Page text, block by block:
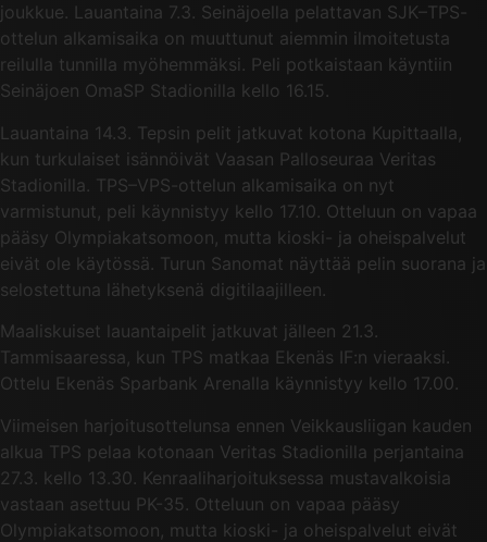
joukkue. Lauantaina 7.3. Seinäjoella pelattavan SJK–TPS-
ottelun alkamisaika on muuttunut aiemmin ilmoitetusta
reilulla tunnilla myöhemmäksi. Peli potkaistaan käyntiin
Seinäjoen OmaSP Stadionilla kello 16.15.
Lauantaina 14.3. Tepsin pelit jatkuvat kotona Kupittaalla,
kun turkulaiset isännöivät Vaasan Palloseuraa Veritas
Stadionilla. TPS–VPS-ottelun alkamisaika on nyt
varmistunut, peli käynnistyy kello 17.10. Otteluun on vapaa
pääsy Olympiakatsomoon, mutta kioski- ja oheispalvelut
eivät ole käytössä. Turun Sanomat näyttää pelin suorana ja
selostettuna lähetyksenä digitilaajilleen.
Maaliskuiset lauantaipelit jatkuvat jälleen 21.3.
Tammisaaressa, kun TPS matkaa Ekenäs IF:n vieraaksi.
Ottelu Ekenäs Sparbank Arenalla käynnistyy kello 17.00.
Viimeisen harjoitusottelunsa ennen Veikkausliigan kauden
alkua TPS pelaa kotonaan Veritas Stadionilla perjantaina
27.3. kello 13.30. Kenraaliharjoituksessa mustavalkoisia
vastaan asettuu PK-35. Otteluun on vapaa pääsy
Olympiakatsomoon, mutta kioski- ja oheispalvelut eivät